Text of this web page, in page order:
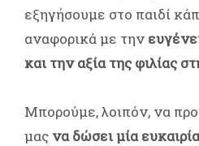
εξηγήσουμε στο παιδί
αναφορικά με την
και την αξία της φιλίας
Μπορούμε, λοιπόν, να
μας να δώσει μία